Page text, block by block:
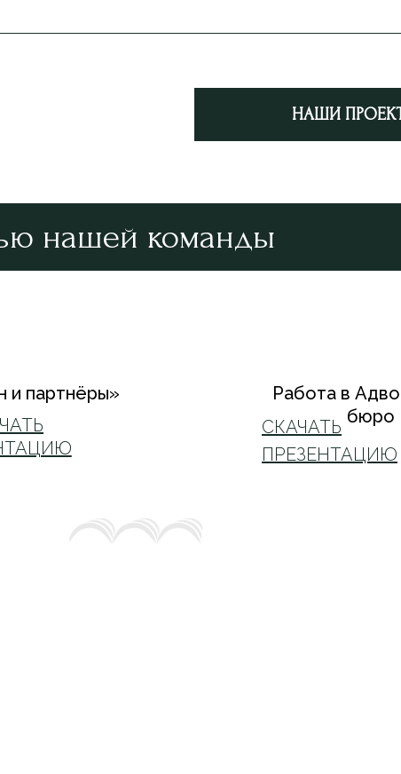
НАШИ
нашей команды
СКАЧАТЬ
ПРЕЗЕНТАЦИЮ
Работа в
бюро
и партнёры»‎